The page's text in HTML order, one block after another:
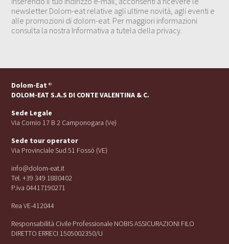
newsletter Dolom-eat relative agli ultime novità, agli eventi e
alle promozioni di dolom-eat. Per maggiori informazioni
consulta la nostra Informativa a tutela della privacy.
Dolom-Eat ®
DOLOM-EAT S.A.S DI CONTE VALENTINA & C.
Sede Legale
Via Cornio 17 B 2 Camponogara (Ve)
Sede tour operator
Via Provinciale Sud 51 Fossó (VE)
info@dolom-eat.it
Tel. +39 349 1880402
P.iva 04417190271
Rea VE-412044
Responsabilità Civile Professionale NOBIS ASSICURAZIONI FILO
DIRETTO ERRECI 1505002350/U